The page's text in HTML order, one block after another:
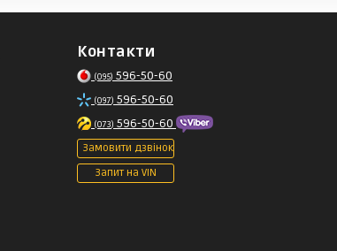
Контакти
(095) 596-50-60
(097) 596-50-60
(073) 596-50-60
Замовити дзвінок
Запит на VIN